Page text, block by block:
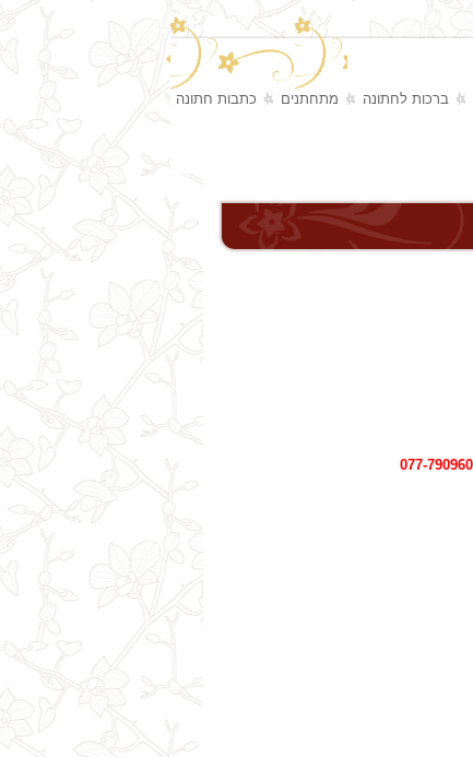
ברכות לחתונה מתחתנים
כתבות חתונה